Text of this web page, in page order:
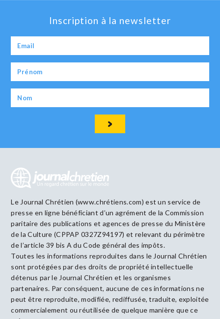
Inscription à la newsletter
Le Journal Chrétien (www.chrétiens.com) est un service de
presse en ligne bénéficiant d’un agrément de la Commission
paritaire des publications et agences de presse du Ministère
de la Culture (CPPAP 0327Z94197) et relevant du périmètre
de l’article 39 bis A du Code général des impôts.
Toutes les informations reproduites dans le Journal Chrétien
sont protégées par des droits de propriété intellectuelle
détenus par le Journal Chrétien et les organismes
partenaires. Par conséquent, aucune de ces informations ne
peut être reproduite, modifiée, rediffusée, traduite, exploitée
commercialement ou réutilisée de quelque manière que ce